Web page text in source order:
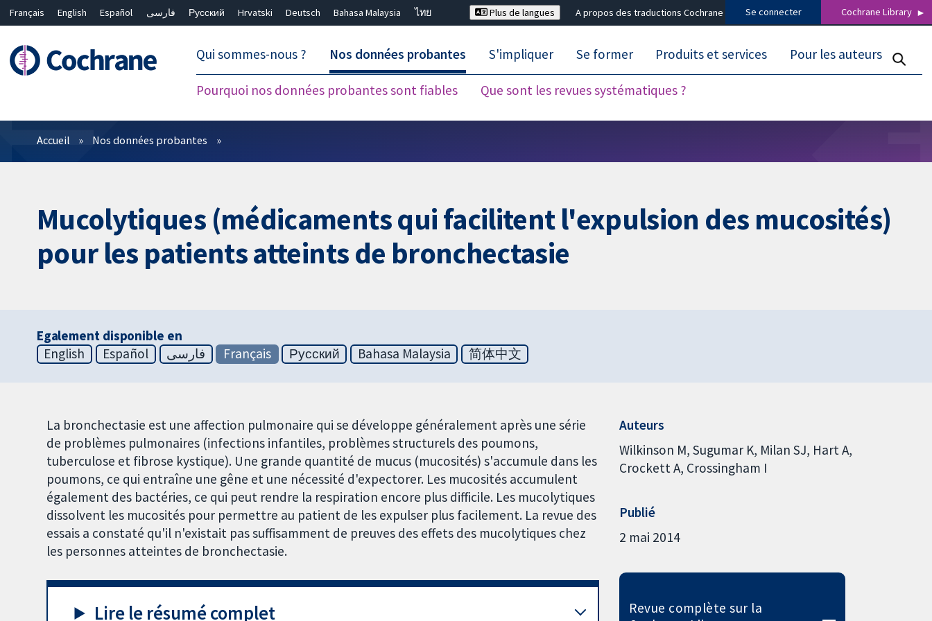
Français English Español فارسی Русский Hrvatski Deutsch Bahasa Malaysia
ไทย
Plus de langues A propos des traductions Cochrane Se connecter Cochrane Library
Qui sommes-nous ? Nos données probantes
Pourquoi nos données probantes sont fiables Que sont les revues systématiques ?
S'impliquer Se former Produits et services Pour les auteurs
Filtres
Accueil Nos données probantes
Mucolytiques (médicaments qui facilitent l'expulsion des mucosités)
pour les patients atteints de bronchectasie
Egalement disponible en
English
Español فارسی Français Русский Bahasa Malaysia 简体中文
La bronchectasie est une affection pulmonaire qui se développe généralement après une série
de problèmes pulmonaires (infections infantiles, problèmes structurels des poumons,
tuberculose et fibrose kystique). Une grande quantité de mucus (mucosités) s'accumule dans les
poumons, ce qui entraîne une gêne et une nécessité d'expectorer. Les mucosités accumulent
également des bactéries, ce qui peut rendre la respiration encore plus difficile. Les mucolytiques
dissolvent les mucosités pour permettre au patient de les expulser plus facilement. La revue des
essais a constaté qu'il n'existait pas suffisamment de preuves des effets des mucolytiques chez
les personnes atteintes de bronchectasie.
Lire le résumé complet
Auteurs
Wilkinson M Sugumar K Milan SJ Hart A
Crockett A Crossingham I
Publié
2 mai 2014
Revue complète sur la